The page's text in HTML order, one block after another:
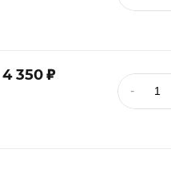
4 350;